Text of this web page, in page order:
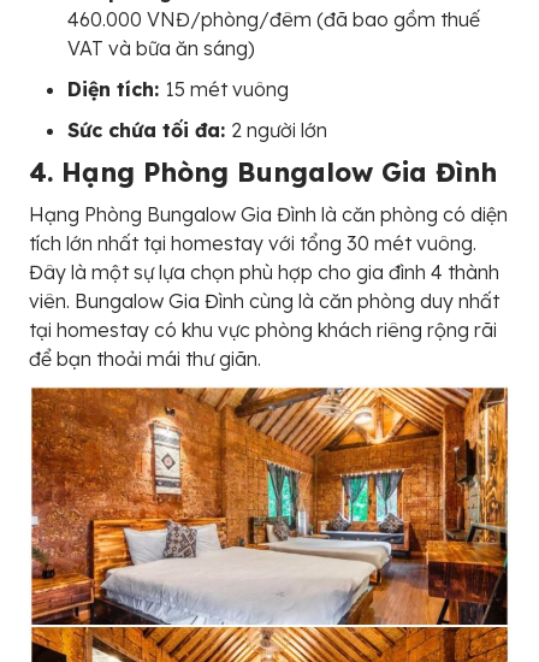
460.000 VNĐ/phòng/đêm (đã bao gồm thuế
VAT và bữa ăn sáng)
Diện tích: 15 mét vuông
Sức chứa tối đa: 2 người lớn
4. Hạng Phòng Bungalow Gia Đình
Hạng Phòng Bungalow Gia Đình là căn phòng có diện
tích lớn nhất tại homestay với tổng 30 mét vuông.
Đây là một sự lựa chọn phù hợp cho gia đình 4 thành
viên. Bungalow Gia Đình cùng là căn phòng duy nhất
tại homestay có khu vực phòng khách riêng rộng rãi
để bạn thoải mái thư giãn.